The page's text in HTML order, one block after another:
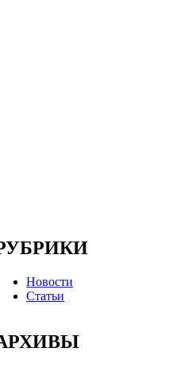
Новости
Статьи